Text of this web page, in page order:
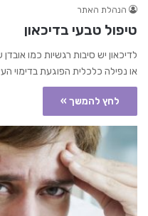
הנהלת האתר
טיפול טבעי בדיכאון
לדיכאון יש סיבות רגשיות כמו
או נפילה כלכלית הפוגעת בדימוי
לחץ להמשך »